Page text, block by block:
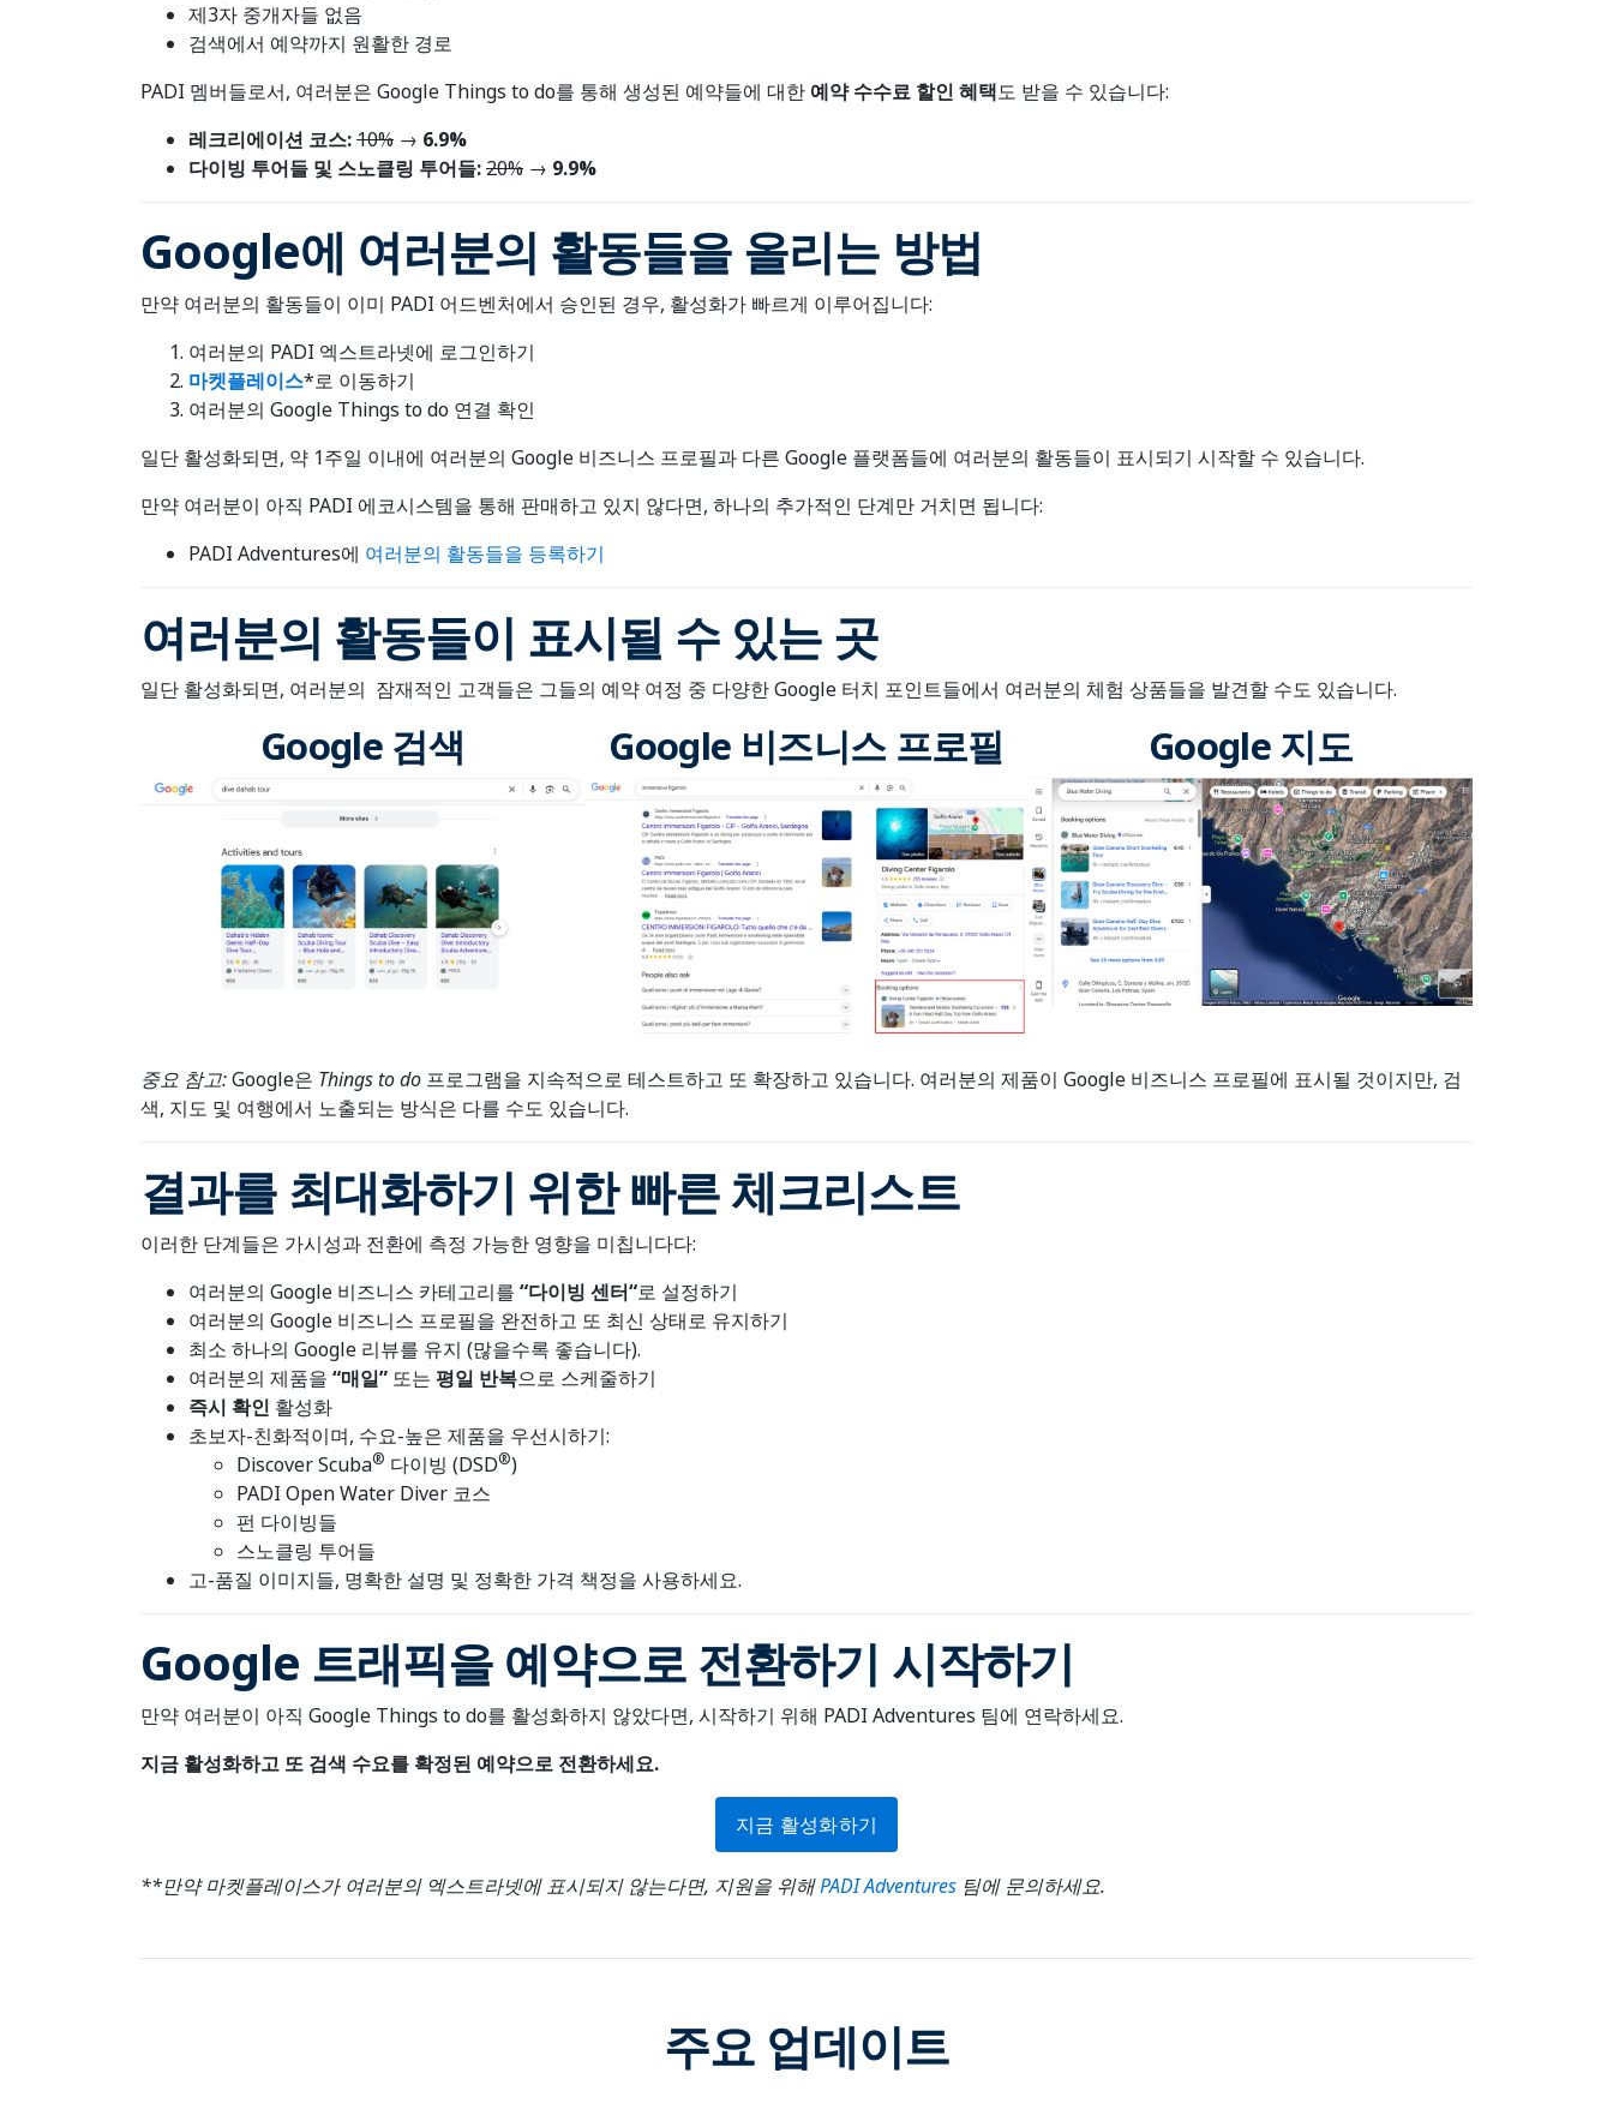
제3자 중개자들 없음
검색에서 예약까지 원활한 경로
PADI 멤버들로서, 여러분은 Google Things to do를 통해 생성된 예약들에 대한 예약 수수료 할인 혜택도 받을 수 있습니다:
레크리에이션 코스:10% → 6.9%
다이빙 투어들 및 스노클링 투어들:20% → 9.9%
Google에 여러분의 활동들을 올리는 방법
만약 여러분의 활동들이 이미 PADI 어드벤처에서 승인된 경우, 활성화가 빠르게 이루어집니다:
여러분의 PADI 엑스트라넷에 로그인하기
마켓플레이스*로 이동하기
여러분의 Google Things to do 연결 확인
일단 활성화되면, 약 1주일 이내에 여러분의 Google 비즈니스 프로필과 다른 Google 플랫폼들에 여러분의 활동들이 표시되기 시작할 수 있습니다.
만약 여러분이 아직 PADI 에코시스템을 통해 판매하고 있지 않다면, 하나의 추가적인 단계만 거치면 됩니다:
PADI Adventures에 여러분의 활동들을 등록하기
여러분의 활동들이 표시될 수 있는 곳
일단 활성화되면, 여러분의 잠재적인 고객들은 그들의 예약 여정 중 다양한 Google 터치 포인트들에서 여러분의 체험 상품들을 발견할 수도 있습니다.
Google 검색 Google 비즈니스 프로필 Google 지도
중요 참고:Google은 Things to do 프로그램을 지속적으로 테스트하고 또 확장하고 있습니다. 여러분의 제품이 Google 비즈니스 프로필에 표시될 것이지만, 검
색, 지도 및 여행에서 노출되는 방식은 다를 수도 있습니다.
결과를 최대화하기 위한 빠른 체크리스트
이러한 단계들은 가시성과 전환에 측정 가능한 영향을 미칩니다다:
여러분의 Google 비즈니스 카테고리를 “다이빙 센터“로 설정하기
여러분의 Google 비즈니스 프로필을 완전하고 또 최신 상태로 유지하기
최소 하나의 Google 리뷰를 유지 (많을수록 좋습니다).
여러분의 제품을 “매일” 또는 평일 반복으로 스케줄하기
즉시 확인 활성화
초보자-친화적이며, 수요-높은 제품을 우선시하기:
Discover Scuba® 다이빙 (DSD®)
PADI Open Water Diver 코스
펀 다이빙들
스노클링 투어들
고-품질 이미지들, 명확한 설명 및 정확한 가격 책정을 사용하세요.
Google 트래픽을 예약으로 전환하기 시작하기
만약 여러분이 아직 Google Things to do를 활성화하지 않았다면, 시작하기 위해 PADI Adventures 팀에 연락하세요.
지금 활성화하고 또 검색 수요를 확정된 예약으로 전환하세요.
지금 활성화하기
**만약 마켓플레이스가 여러분의 엑스트라넷에 표시되지 않는다면, 지원을 위해PADI Adventures 팀에 문의하세요.
주요 업데이트